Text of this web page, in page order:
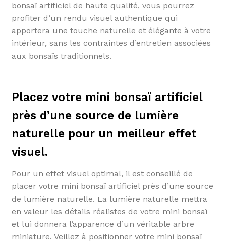
bonsaï artificiel de haute qualité, vous pourrez
profiter d’un rendu visuel authentique qui
apportera une touche naturelle et élégante à votre
intérieur, sans les contraintes d’entretien associées
aux bonsaïs traditionnels.
Placez votre mini bonsaï artificiel
près d’une source de lumière
naturelle pour un meilleur effet
visuel.
Pour un effet visuel optimal, il est conseillé de
placer votre mini bonsaï artificiel près d’une source
de lumière naturelle. La lumière naturelle mettra
en valeur les détails réalistes de votre mini bonsaï
et lui donnera l’apparence d’un véritable arbre
miniature. Veillez à positionner votre mini bonsaï